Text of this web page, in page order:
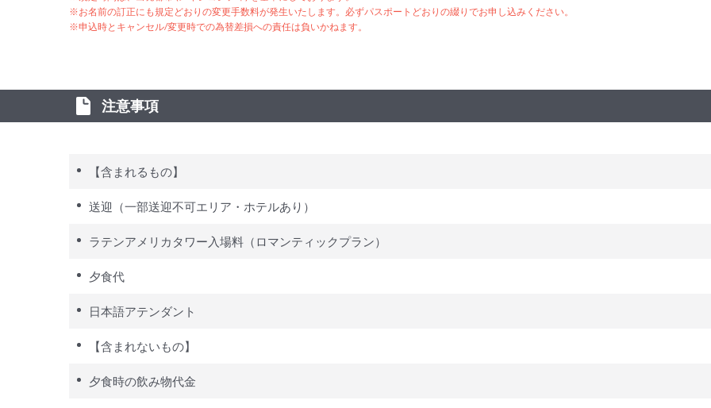
※お名前の訂正にも規定どおりの変更手数料が発生いたします。必ずパスポートどおりの綴りでお申し込みください。
※申込時とキャンセル/変更時での為替差損への責任は負いかねます。
注意事項
【含まれるもの】
送迎（一部送迎不可エリア・ホテルあり）
ラテンアメリカタワー入場料（ロマンティックプラン）
夕食代
日本語アテンダント
【含まれないもの】
夕食時の飲み物代金